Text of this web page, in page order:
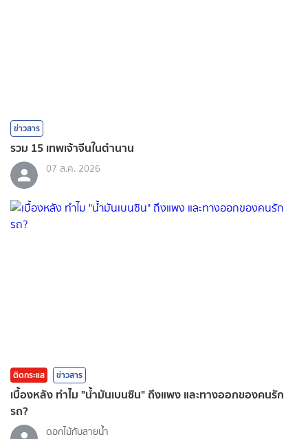
ข่าวสาร
รวม 15 เทพเจ้าจีนในตำนาน
07 ส.ค. 2026
ติดกระแส ข่าวสาร
เบื้องหลัง ทำไม "น้ำมันเบนซิน" ถึงแพง และทางออกของคนรัก
รถ?
ดอกไม้กับสายน้ำ